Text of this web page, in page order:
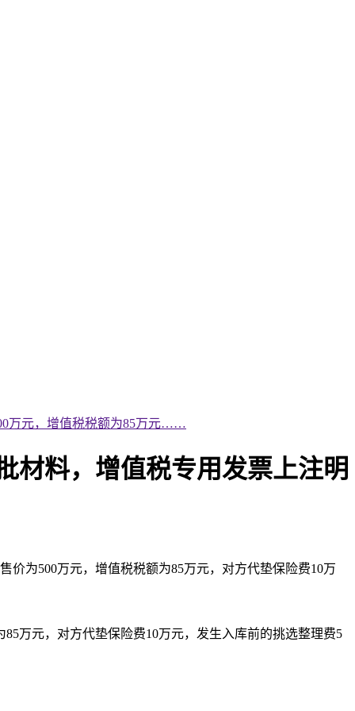
万元，增值税税额为85万元……
材料，增值税专用发票上注明
价为500万元，增值税税额为85万元，对方代垫保险费10万
万元，对方代垫保险费10万元，发生入库前的挑选整理费5